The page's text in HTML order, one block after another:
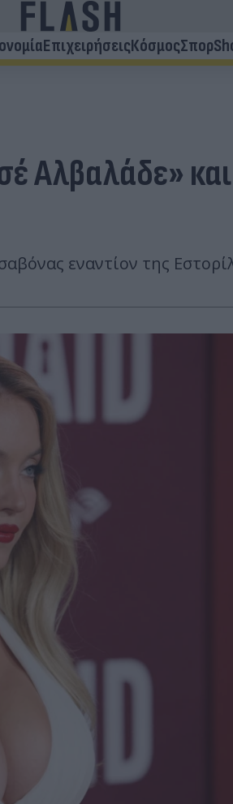
ΕπιχειρήσειςΚόσμοςΣπορ
Αλβαλάδε»
εναντίον της